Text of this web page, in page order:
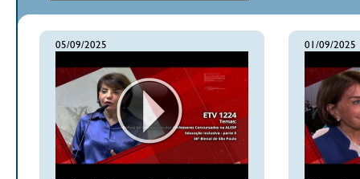
05/09/2025 01/09/2025